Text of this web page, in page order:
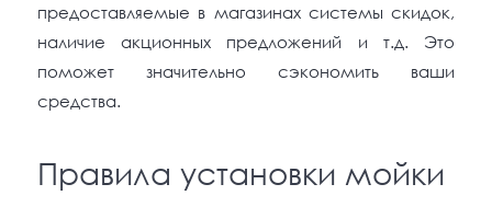
предоставляемые в магазинах системы скидок,
наличие акционных предложений и т.д. Это
поможет значительно сэкономить ваши
средства.
Правила установки мойки